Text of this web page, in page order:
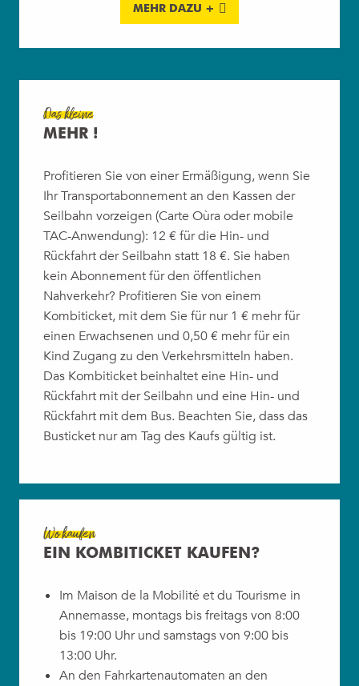
MEHR DAZU +
Das kleine
MEHR !
Profitieren Sie von einer Ermäßigung, wenn Sie
Ihr Transportabonnement an den Kassen der
Seilbahn vorzeigen (Carte Oùra oder mobile
TAC-Anwendung): 12 € für die Hin- und
Rückfahrt der Seilbahn statt 18 €. Sie haben
kein Abonnement für den öffentlichen
Nahverkehr? Profitieren Sie von einem
Kombiticket, mit dem Sie für nur 1 € mehr für
einen Erwachsenen und 0,50 € mehr für ein
Kind Zugang zu den Verkehrsmitteln haben.
Das Kombiticket beinhaltet eine Hin- und
Rückfahrt mit der Seilbahn und eine Hin- und
Rückfahrt mit dem Bus. Beachten Sie, dass das
Busticket nur am Tag des Kaufs gültig ist.
Wo kaufen
EIN KOMBITICKET KAUFEN?
Im Maison de la Mobilité et du Tourisme in
Annemasse, montags bis freitags von 8:00
bis 19:00 Uhr und samstags von 9:00 bis
13:00 Uhr.
An den Fahrkartenautomaten an den